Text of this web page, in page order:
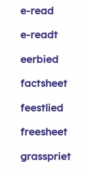
e-read
e-readt
eerbied
factsheet
feestlied
freesheet
grasspriet